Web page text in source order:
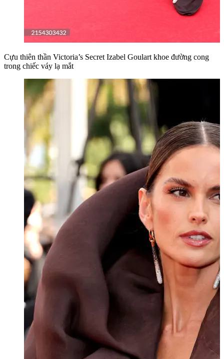
Cựu thiên thần Victoria’s Secret Izabel Goulart khoe đường cong
trong chiếc váy lạ mắt